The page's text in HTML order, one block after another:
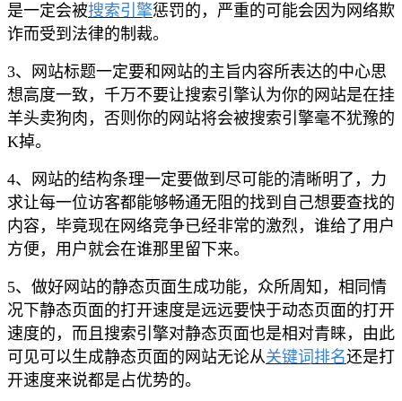
是一定会被搜索引擎惩罚的，严重的可能会因为网络欺
诈而受到法律的制裁。
3、网站标题一定要和网站的主旨内容所表达的中心思
想高度一致，千万不要让搜索引擎认为你的网站是在挂
羊头卖狗肉，否则你的网站将会被搜索引擎毫不犹豫的
K掉。
4、网站的结构条理一定要做到尽可能的清晰明了，力
求让每一位访客都能够畅通无阻的找到自己想要查找的
内容，毕竟现在网络竞争已经非常的激烈，谁给了用户
方便，用户就会在谁那里留下来。
5、做好网站的静态页面生成功能，众所周知，相同情
况下静态页面的打开速度是远远要快于动态页面的打开
速度的，而且搜索引擎对静态页面也是相对青睐，由此
可见可以生成静态页面的网站无论从关键词排名还是打
开速度来说都是占优势的。